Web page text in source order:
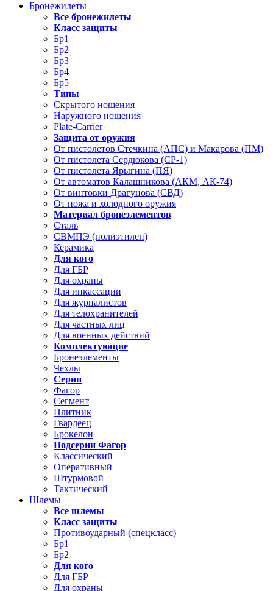
Бронежилеты
Все бронежилеты
Класс защиты
Бр1
Бр2
Бр3
Бр4
Бр5
Типы
Скрытого ношения
Наружного ношения
Plate-Carrier
Защита от оружия
От пистолетов Стечкина (АПС) и Макарова (ПМ)
От пистолета Сердюкова (СР-1)
От пистолета Ярыгина (ПЯ)
От автоматов Калашникова (АКМ, АК-74)
От винтовки Драгунова (СВД)
От ножа и холодного оружия
Материал бронеэлементов
Сталь
СВМПЭ (полиэтилен)
Керамика
Для кого
Для ГБР
Для охраны
Для инкассации
Для журналистов
Для телохранителей
Для частных лиц
Для военных действий
Комплектующие
Бронеэлементы
Чехлы
Серии
Фагор
Сегмент
Плитник
Гвардеец
Брокелон
Подсерии Фагор
Классический
Оперативный
Штурмовой
Тактический
Шлемы
Все шлемы
Класс защиты
Противоударный (спецкласс)
Бр1
Бр2
Для кого
Для ГБР
Для охраны